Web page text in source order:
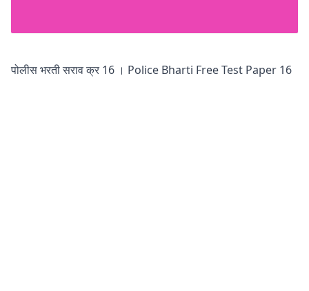
पोलीस भरती सराव क्र 16 । Police Bharti Free Test Paper 16